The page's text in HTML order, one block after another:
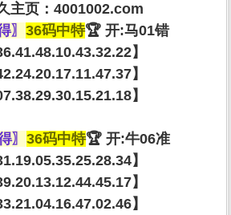
主页：4001002.com
〗 36码中特🏆 开:马01错
】
】
】
〗 36码中特🏆 开:牛06准
】
】
】